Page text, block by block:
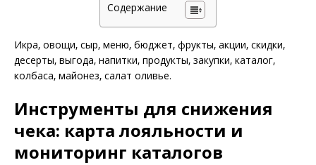
Содержание
Икра‚ овощи‚ сыр‚ меню‚ бюджет‚ фрукты‚ акции‚ скидки‚
десерты‚ выгода‚ напитки‚ продукты‚ закупки‚ каталог‚
колбаса‚ майонез‚ салат оливье.
Инструменты для снижения
чека: карта лояльности и
мониторинг каталогов